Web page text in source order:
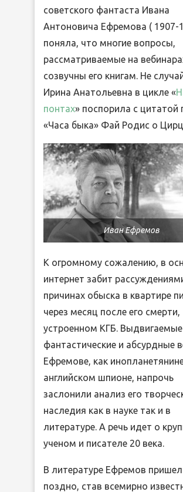
советского фантаста Ивана
Антоновича Ефремова ( 1907-
поняла, что многие вопросы,
рассматриваемые на
созвучны его книгам. Не
Ирина Анатольевна в цикле «
понтах» поспорила с цитатой
«Часа быка» Фай Родис о
Иван Ефремов
К огромному сожалению, в
интернет забит
причинах обыска в квартире
через месяц после его смерти,
устроенном КГБ. Выдвигаемые
фантастические и абсурдные
Ефремове, как
английском шпионе, напрочь
заслонили анализ его
наследия как в науке так и в
литературе. А речь идет о
ученом и писателе 20 века.
В литературе Ефремов пришел
поздно, став всемирно